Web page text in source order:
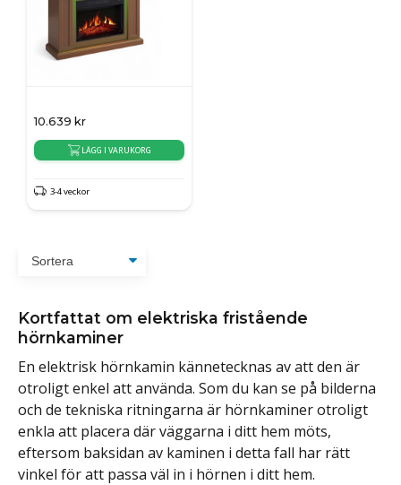
10.639 kr
LÄGG I VARUKORG
3-4 veckor
Kortfattat om elektriska fristående
hörnkaminer
En elektrisk hörnkamin kännetecknas av att den är
otroligt enkel att använda. Som du kan se på bilderna
och de tekniska ritningarna är hörnkaminer otroligt
enkla att placera där väggarna i ditt hem möts,
eftersom baksidan av kaminen i detta fall har rätt
vinkel för att passa väl in i hörnen i ditt hem.